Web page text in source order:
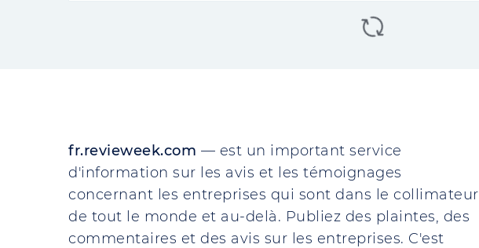
fr.revieweek.com — est un important service
d'information sur les avis et les témoignages
concernant les entreprises qui sont dans le collimateur
de tout le monde et au-delà. Publiez des plaintes, des
commentaires et des avis sur les entreprises. C'est